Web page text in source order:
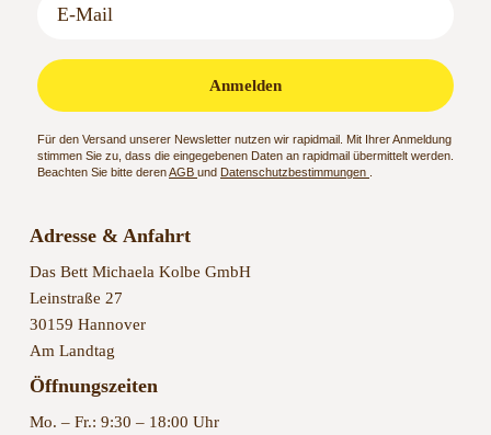
Anmelden
Für den Versand unserer Newsletter nutzen wir rapidmail. Mit Ihrer Anmeldung
stimmen Sie zu, dass die eingegebenen Daten an rapidmail übermittelt werden.
Beachten Sie bitte deren
AGB und Datenschutzbestimmungen
Leinstraße 27
30159 Hannover
Am Landtag
Öffnungszeiten
Mo. – Fr.: 9:30 – 18:00 Uhr
Sa.: 9:30 – 16:00 Uhr